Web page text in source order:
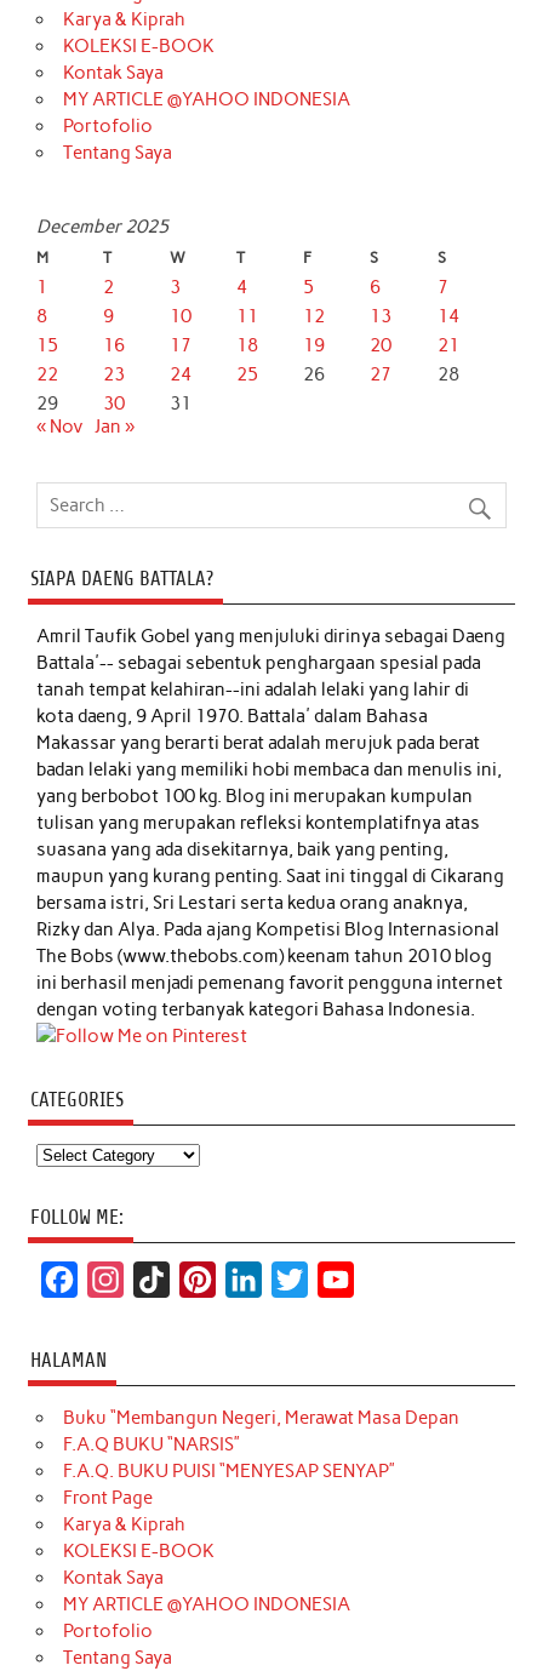
Karya & Kiprah
KOLEKSI E-BOOK
Kontak Saya
MY ARTICLE @YAHOO INDONESIA
Portofolio
Tentang Saya
December 2025
M T W T F S S
1 2 3 4 5 6
7
8
9 10 11 12 13
14
15
16 17 18 19 20
21
22
23 24 25 26 27
28
29
30
31
« Nov Jan »
SIAPA DAENG BATTALA?
Amril Taufik Gobelyang menjuluki dirinya sebagai Daeng
Battala'-- sebagai sebentuk penghargaan spesial pada
tanah tempat kelahiran--ini adalah lelaki yang lahir di
kota daeng, 9 April 1970. Battala' dalam Bahasa
Makassar yang berarti berat adalah merujuk pada berat
badan lelaki yang memiliki hobi membaca dan menulis ini,
yang berbobot 100 kg. Blog ini merupakan kumpulan
tulisan yang merupakan refleksi kontemplatifnya atas
suasana yang ada disekitarnya, baik yang penting,
maupun yang kurang penting. Saat ini tinggal di Cikarang
bersama istri, Sri Lestari serta kedua orang anaknya,
Rizky dan Alya. Pada ajang Kompetisi Blog Internasional
The Bobs (www.thebobs.com) keenam tahun 2010 blog
ini berhasil menjadi pemenang favorit pengguna internet
dengan voting terbanyak kategori Bahasa Indonesia.
CATEGORIES
Categories
FOLLOW ME:
c
e
b
o
o
k
t
a
g
r
a
m
T
o
k
t
e
r
k
e
d
t
t
e
T
u
b
HALAMAN
Buku “Membangun Negeri, Merawat Masa Depan
F.A.Q BUKU “NARSIS”
F.A.Q. BUKU PUISI “MENYESAP SENYAP”
Front Page
Karya & Kiprah
KOLEKSI E-BOOK
Kontak Saya
MY ARTICLE @YAHOO INDONESIA
Portofolio
Tentang Saya